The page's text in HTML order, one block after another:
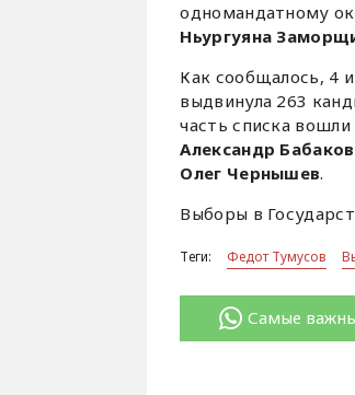
одномандатному
Ньургуяна
Как сообщалось, 4
выдвинула 263
часть списка
Александр Бабаков
Олег Чернышев.
Выборы в
Теги: Федот Тумусов
Самые